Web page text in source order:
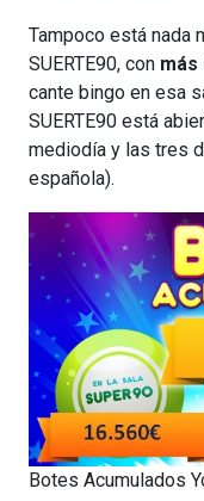
Tampoco está nada
SUERTE90, con más
cante bingo en esa
SUERTE90 está
mediodía y las tres
española).
Botes Acumulados